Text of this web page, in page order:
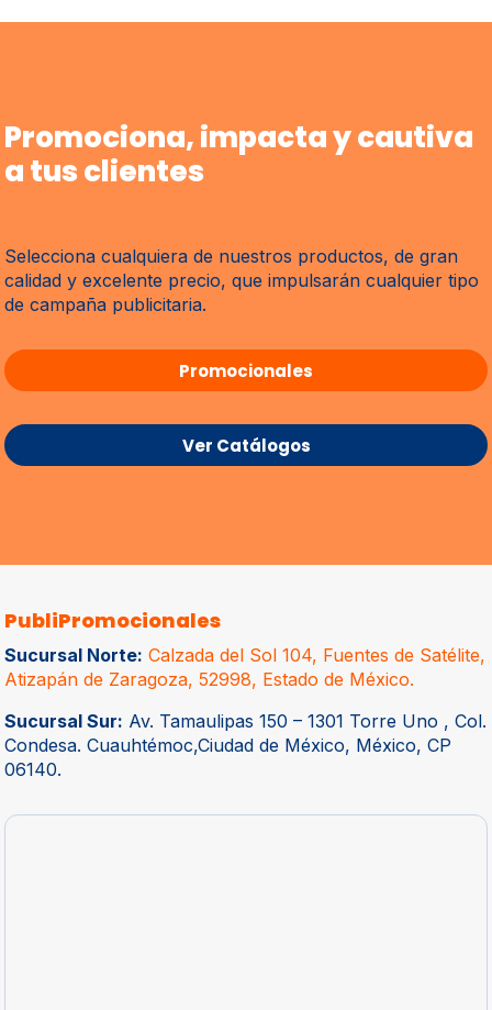
Promociona, impacta y cautiva
a tus clientes
Selecciona cualquiera de nuestros productos, de gran
calidad y excelente precio, que impulsarán cualquier tipo
de campaña publicitaria.
Promocionales
Ver Catálogos
PubliPromocionales
Sucursal Norte: Calzada del Sol 104, Fuentes de Satélite,
Atizapán de Zaragoza, 52998, Estado de México.
Sucursal Sur: Av. Tamaulipas 150 – 1301 Torre Uno , Col.
Condesa. Cuauhtémoc,Ciudad de México, México, CP
06140.